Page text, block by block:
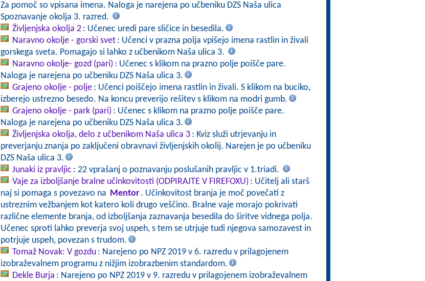
Za pomoč so vpisana imena. Naloga je narejena po učbeniku DZS Naša ulica
Spoznavanje okolja 3. razred.
Življenjska okolja 2 : Učenec uredi pare sličice in besedila.
Naravno okolje - gorski svet : Učenci v prazna polja vpišejo imena rastlin in živali
gorskega sveta. Pomagajo si lahko z učbenikom Naša ulica 3.
Naravno okolje- gozd (pari) : Učenec s klikom na prazno polje poišče pare.
Naloga je narejena po učbeniku DZS Naša ulica 3.
Grajeno okolje - polje : Učenci poiščejo imena rastlin in živali. S klikom na buciko,
izberejo ustrezno besedo. Na koncu preverijo rešitev s klikom na modri gumb.
Grajeno okolje - park (pari) : Učenec s klikom na prazno polje poišče pare.
Naloga je narejena po učbeniku DZS Naša ulica 3.
Življenjska okolja, delo z učbenikom Naša ulica 3 : Kviz služi utrjevanju in
preverjanju znanja po zaključeni obravnavi življenjskih okolij. Narejen je po učbeniku
DZS Naša ulica 3.
Junaki iz pravljic : 22 vprašanj o poznavanju poslušanih pravljic v 1.triadi.
Vaje za izboljšanje bralne učinkovitosti (ODPIRAJTE V FIREFOXU) : Učitelj ali starš
naj si pomaga s povezavo na Mentor . Učinkovitost branja je moč povečati z
ustreznim vežbanjem kot katero koli drugo veščino. Bralne vaje morajo pokrivati
različne elemente branja, od izboljšanja zaznavanja besedila do širitve vidnega polja.
Učenec sproti lahko preverja svoj uspeh, s tem se utrjuje tudi njegova samozavest in
potrjuje uspeh, povezan s trudom.
Tomaž Novak: V gozdu : Narejeno po NPZ 2019 v 6. razredu v prilagojenem
izobraževalnem programu z nižjim izobrazbenim standardom.
Dekle Burja : Narejeno po NPZ 2019 v 9. razredu v prilagojenem izobraževalnem